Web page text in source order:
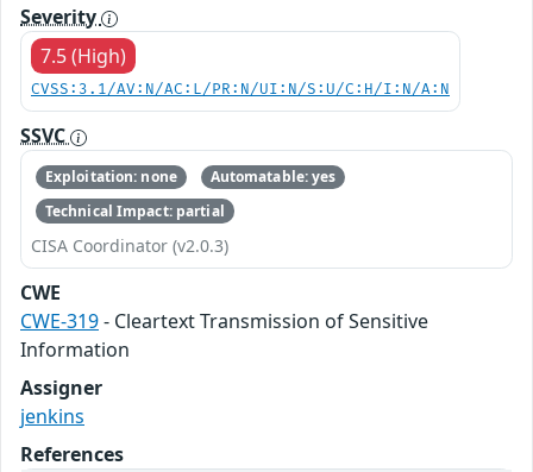
Severity
7.5 (High)
CVSS:3.1/AV:N/AC:L/PR:N/UI:N/S:U/C:H/I:N/A:N
SSVC
Exploitation: none
Automatable: yes
Technical Impact: partial
CISA Coordinator (v2.0.3)
CWE
CWE-319- Cleartext Transmission of Sensitive
Information
Assigner
jenkins
References